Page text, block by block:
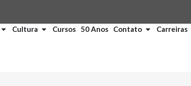
Cultura Cursos 50 Anos Contato Carreiras